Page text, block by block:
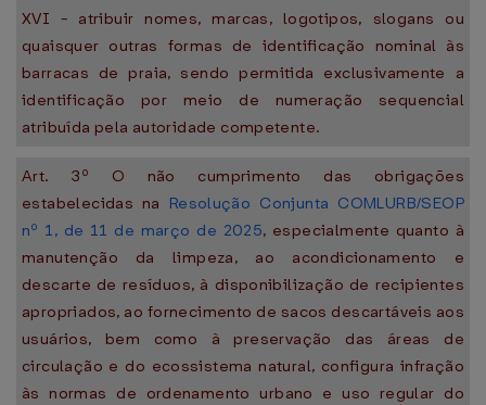
XVI - atribuir nomes, marcas, logotipos, slogans ou
quaisquer outras formas de identificação nominal às
barracas de praia, sendo permitida exclusivamente a
identificação por meio de numeração sequencial
atribuída pela autoridade competente.
Art. 3º O não cumprimento das obrigações
estabelecidas na Resolução Conjunta COMLURB/SEOP
nº 1, de 11 de março de 2025, especialmente quanto à
manutenção da limpeza, ao acondicionamento e
descarte de resíduos, à disponibilização de recipientes
apropriados, ao fornecimento de sacos descartáveis aos
usuários, bem como à preservação das áreas de
circulação e do ecossistema natural, configura infração
às normas de ordenamento urbano e uso regular do